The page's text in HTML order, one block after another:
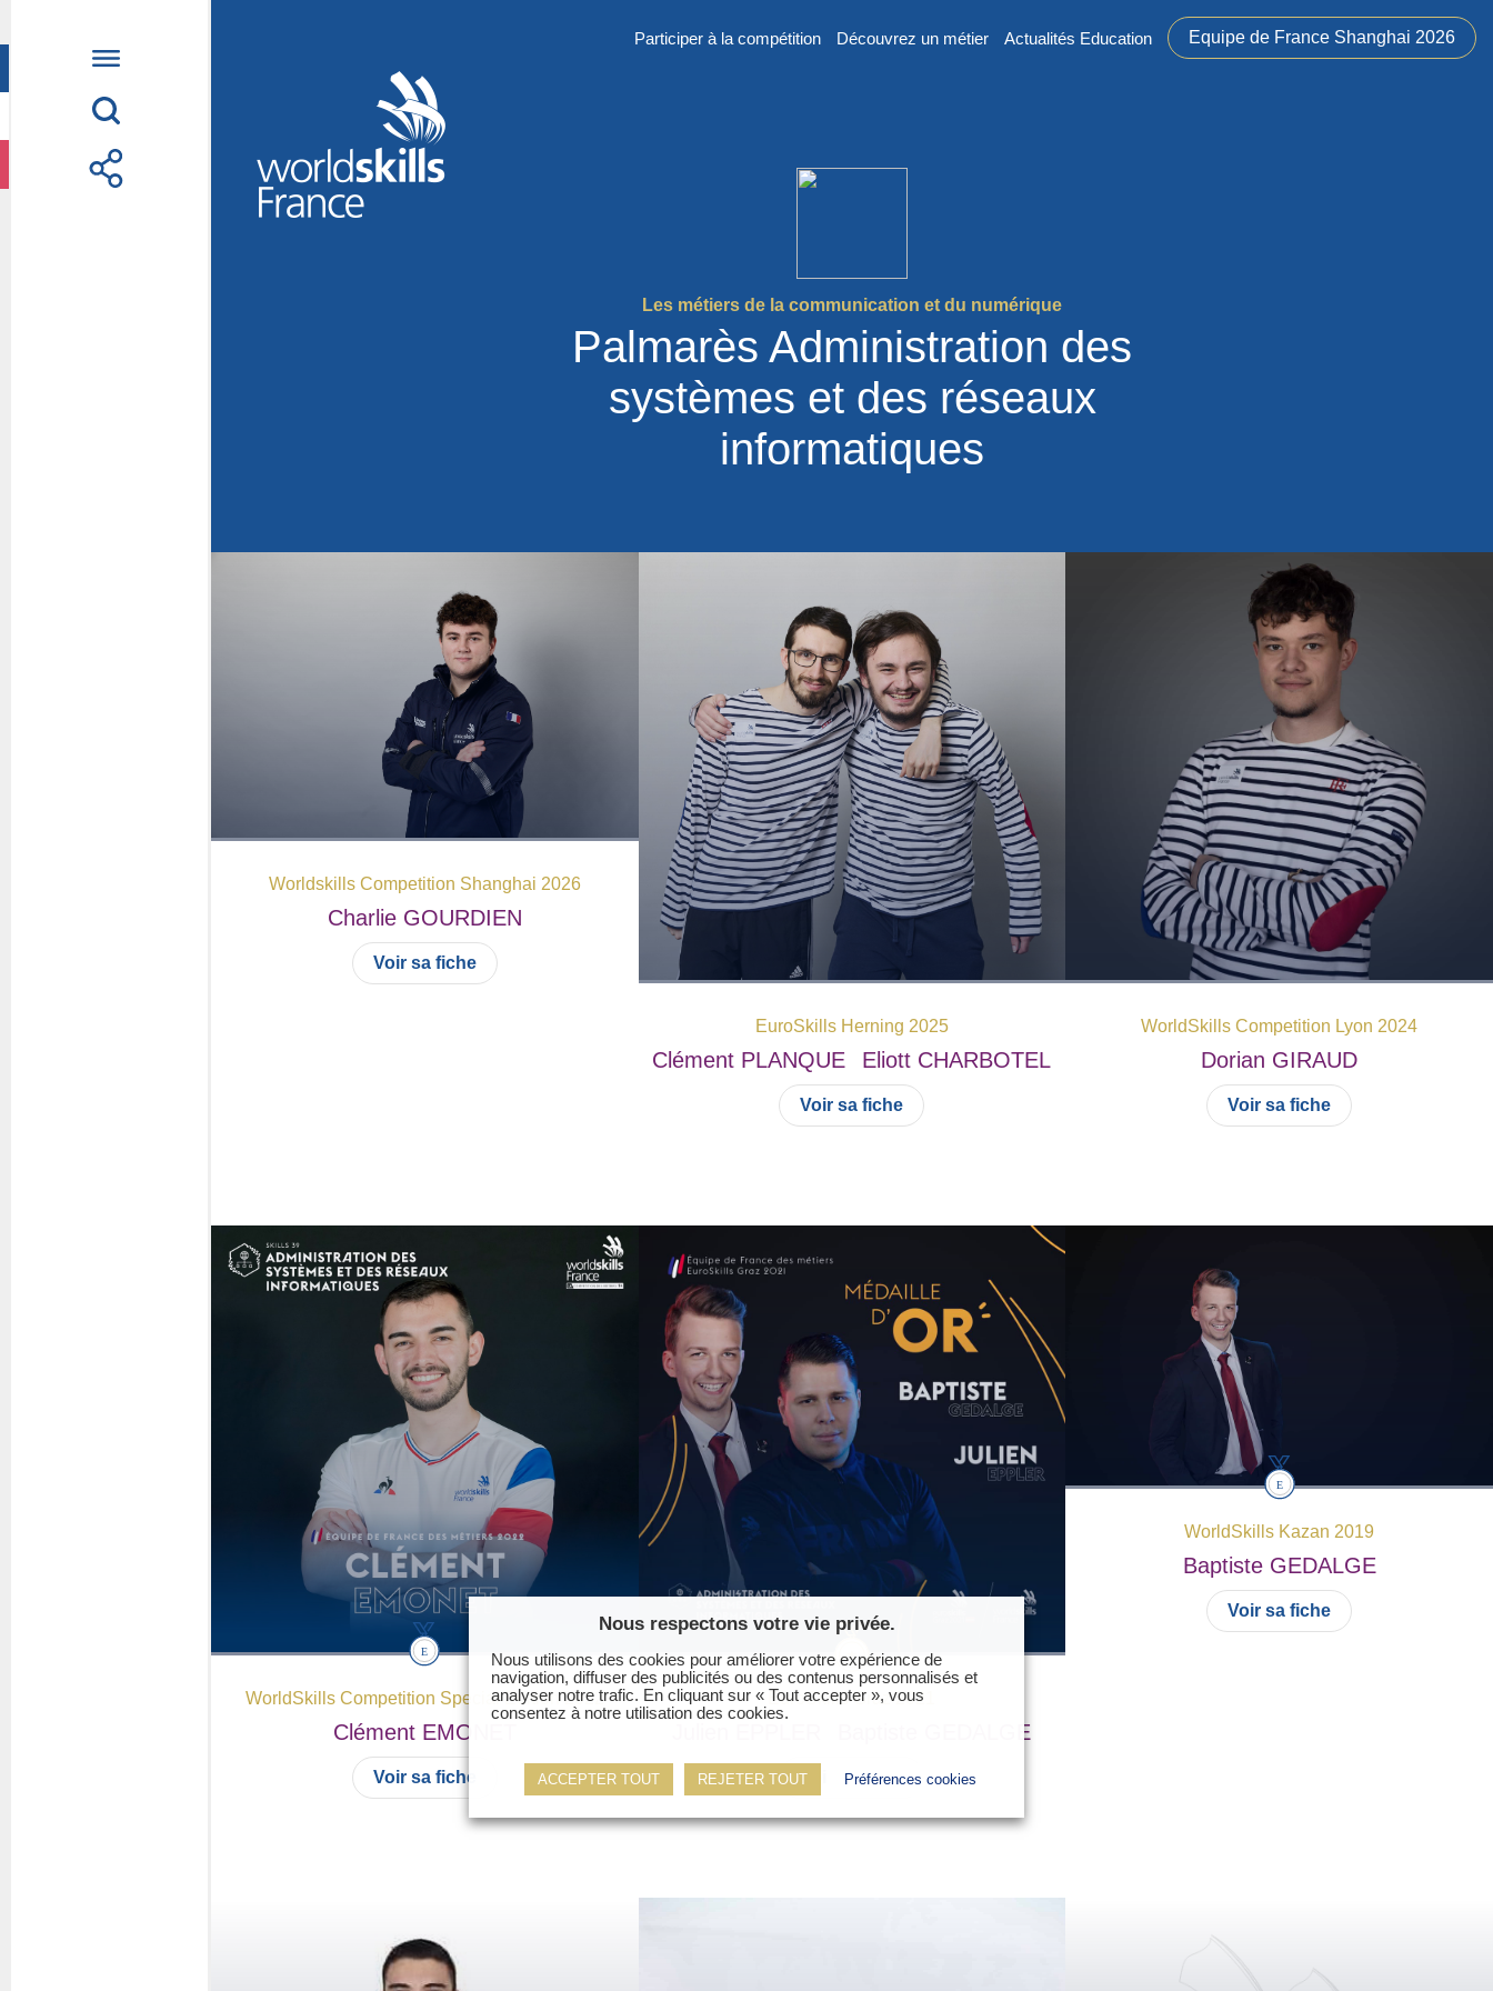
Participer à la compétition Découvrez un métier Actualités Education Equipe de France Shanghai 2026
Les métiers de la communication et du numérique
Palmarès Administration des
systèmes et des réseaux
informatiques
WorldSkills France
La compétition
Découvrez un métier
S’informer
S’engager
Inscription à la newsletter
Espace membres
Worldskills Competition Shanghai 2026
Charlie GOURDIEN
Voir sa fiche
EuroSkills Herning 2025
Clément PLANQUE Eliott CHARBOTEL
Voir sa fiche
WorldSkills Competition Lyon 2024
Dorian GIRAUD
Voir sa fiche
WorldSkills Competition Special Edition 2022
Clément EMONET
Voir sa fiche
EuroSkills Graz 2021
GEDALGE
Voir sa fiche
WorldSkills Kazan 2019
Baptiste GEDALGE
Voir sa fiche
Nous respectons votre vie privée.
Nous utilisons des cookies pour améliorer votre expérience de
navigation, diffuser des publicités ou des contenus personnalisés et
analyser notre trafic. En cliquant sur « Tout accepter », vous
consentez à notre utilisation des cookies.
ACCEPTER TOUT REJETER TOUT Préférences cookies